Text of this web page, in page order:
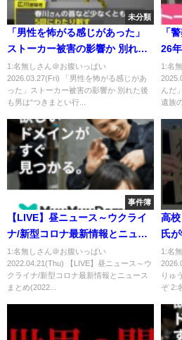
未分類
「男性を怖がる感じがあった」
ストーカー被害の影響か 別れた
後も男は“つきまとい行為” 池
袋“ポケモンセンター”女性刺殺
（2026年03月27日）
1:名無しさん＠お腹いっぱい
2026.03.27(Fri) 「男性を怖がる感じがあ
った」ストーカー被害の影響か 別れた後
も男は“つきまとい行...
「
26
件
シ
1:名
んだ
遺族
事件簿
【LIVE】昼ニュース～ウクライ
ナ/新型コロナ最新情報とニュー
スまとめ(2022年4月21日)
1:名無しさん＠お腹いっぱい
2022.04.21(Thu) 【LIVE】昼ニュース～ウ
クライナ/新型コロナ最新情報とニュース
まとめ(2022...
高
氏
1:名
りゅ
ぞ 2: